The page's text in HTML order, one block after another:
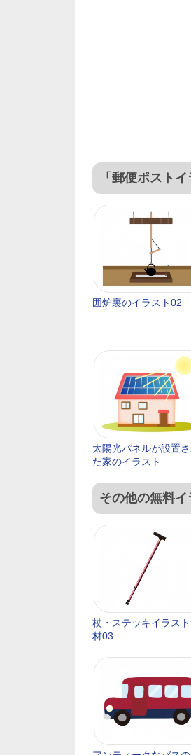
「郵便ポスト
囲炉裏のイラスト02
太陽光パネルが設置
た家のイラスト
その他の無料イ
杖・ステッキイラス
材03